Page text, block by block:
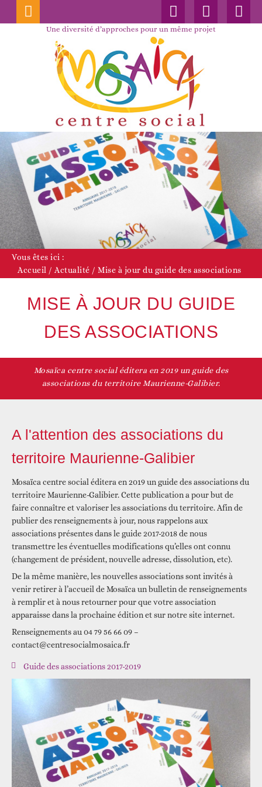
Une diversité d’approches pour un même projet
Vous êtes ici :
Accueil / Actualité / Mise à jour du guide des associations
MISE À JOUR DU GUIDE
DES ASSOCIATIONS
Mosaïca centre social éditera en 2019 un guide des
associations du territoire Maurienne-Galibier.
A l'attention des associations du
territoire Maurienne-Galibier
Mosaïca centre social éditera en 2019 un guide des associations du
territoire Maurienne-Galibier. Cette publication a pour but de
faire connaître et valoriser les associations du territoire. Afin de
publier des renseignements à jour, nous rappelons aux
associations présentes dans le guide 2017-2018 de nous
transmettre les éventuelles modifications qu’elles ont connu
(changement de président, nouvelle adresse, dissolution, etc).
De la même manière, les nouvelles associations sont invités à
venir retirer à l’accueil de Mosaïca un bulletin de renseignements
à remplir et à nous retourner pour que votre association
apparaisse dans la prochaine édition et sur notre site internet.
Renseignements au 04 79 56 66 09 –
contact@centresocialmosaica.fr
Guide des associations 2017-2019